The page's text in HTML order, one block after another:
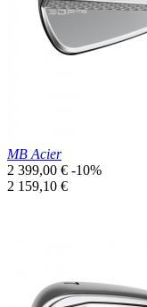
MB Acier
Prix
de
2 399,00 € -10%
Prix
2 159,10 €
Aperçu rapide